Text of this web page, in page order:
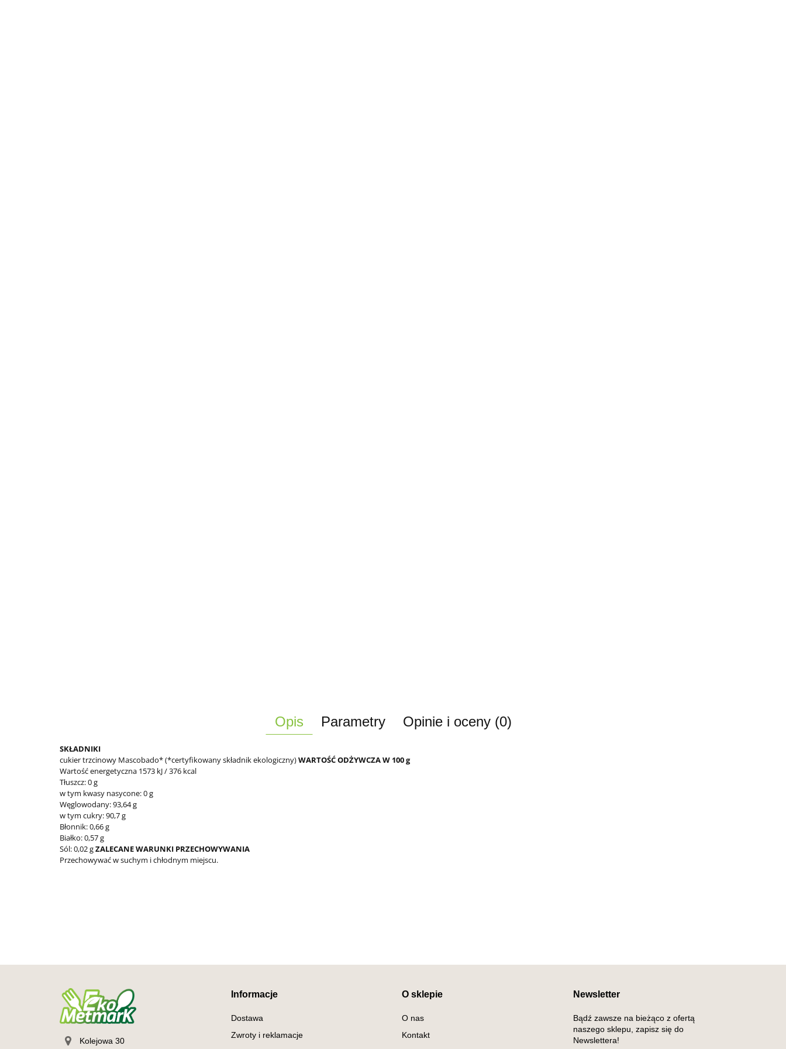
Opis Parametry Opinie i oceny (0)
SKŁADNIKI
cukier trzcinowy Mascobado* (*certyfikowany składnik ekologiczny)WARTOŚĆ ODŻYWCZA W 100 g
Wartość energetyczna 1573 kJ / 376 kcal
Tłuszcz: 0 g
w tym kwasy nasycone: 0 g
Węglowodany: 93,64 g
w tym cukry: 90,7 g
Błonnik: 0,66 g
Białko: 0,57 g
Sól: 0,02 gZALECANE WARUNKI PRZECHOWYWANIA
Przechowywać w suchym i chłodnym miejscu.
Kolejowa 30
Informacje
Dostawa
Zwroty i reklamacje
O sklepie
O nas
Kontakt
Newsletter
Bądź zawsze na bieżąco z ofertą
naszego sklepu, zapisz się do
Newslettera!